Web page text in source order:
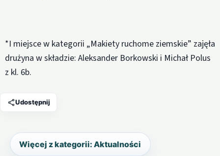
*I miejsce w kategorii „Makiety ruchome ziemskie” zajęła
drużyna w składzie: Aleksander Borkowski i Michał Polus
z kl. 6b.
Udostępnij
Więcej z kategorii: Aktualności